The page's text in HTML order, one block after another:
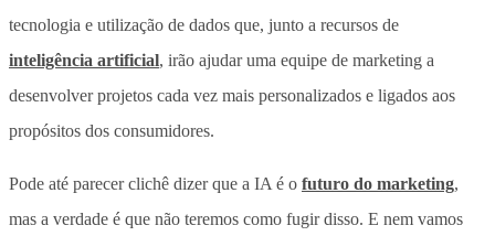
tecnologia e utilização de dados que, junto a recursos de
inteligência artificial, irão ajudar uma equipe de marketing a
desenvolver projetos cada vez mais personalizados e ligados aos
propósitos dos consumidores.
Pode até parecer clichê dizer que a IA é o futuro do marketing,
mas a verdade é que não teremos como fugir disso. E nem vamos